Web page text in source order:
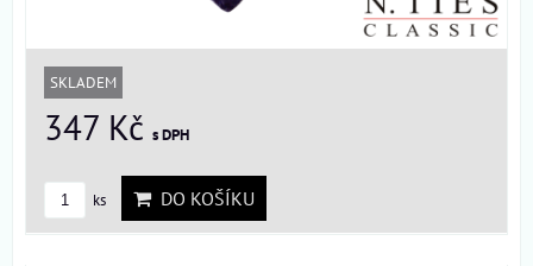
SKLADEM
347 Kč s DPH
ks DO KOŠÍKU